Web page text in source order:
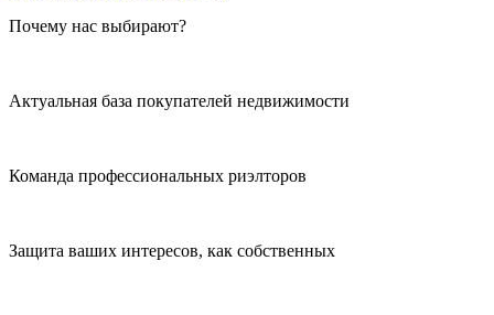
Почему нас выбирают?
Актуальная база покупателей недвижимости
Команда профессиональных риэлторов
Защита ваших интересов, как собственных